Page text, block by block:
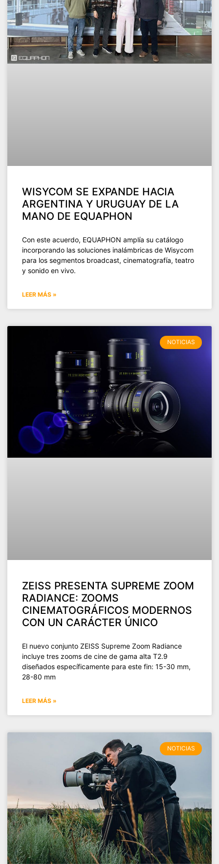
WISYCOM SE EXPANDE HACIA
ARGENTINA Y URUGUAY DE LA
MANO DE EQUAPHON
Con este acuerdo, EQUAPHON amplía su catálogo
incorporando las soluciones inalámbricas de Wisycom
para los segmentos broadcast, cinematografía, teatro
y sonido en vivo.
LEER MÁS »
NOTICIAS
ZEISS PRESENTA SUPREME ZOOM
RADIANCE: ZOOMS
CINEMATOGRÁFICOS MODERNOS
CON UN CARÁCTER ÚNICO
El nuevo conjunto ZEISS Supreme Zoom Radiance
incluye tres zooms de cine de gama alta T2.9
diseñados específicamente para este fin: 15-30 mm,
28-80 mm
LEER MÁS »
NOTICIAS